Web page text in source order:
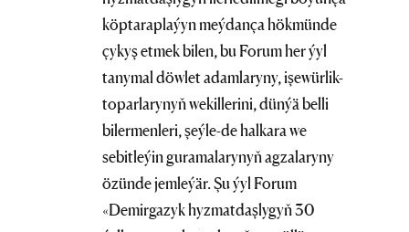
köptaraplaýyn meýdança hökmünde
çykyş etmek bilen, bu Forum her ýyl
tanymal döwlet adamlaryny, işewürlik-
toparlarynyň wekillerini, dünýä belli
bilermenleri, şeýle-de halkara we
sebitleýin guramalarynyň agzalaryny
özünde jemleýär. Şu ýyl Forum
«Demirgazyk hyzmatdaşlygyň 30